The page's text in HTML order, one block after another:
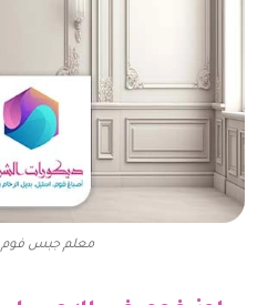
معلم جبس فوم